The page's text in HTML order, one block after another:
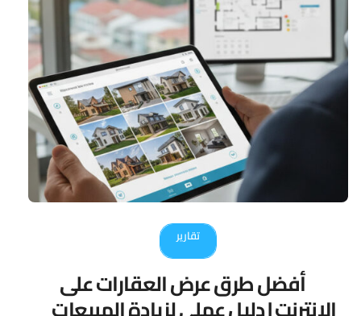
تقارير
أفضل طرق عرض العقارات على